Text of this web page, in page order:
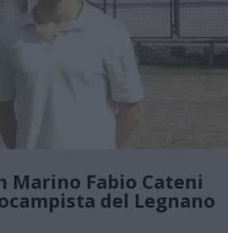
Marino Fabio Cateni
del Legnano